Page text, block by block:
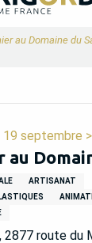
au Domaine du
septembre
ARTISANAT
2877 route du